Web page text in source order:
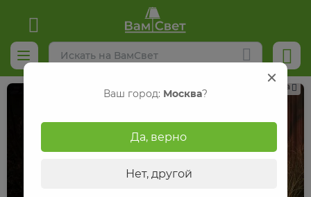
Реклама
Ваш город: Москва?
Да, верно
Нет, другой